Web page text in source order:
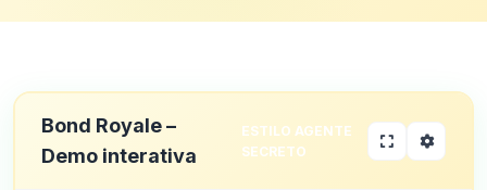
Bond Royale –
Demo interativa
ESTILO AGENTE
SECRETO